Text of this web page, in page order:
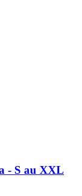
- S au XXL